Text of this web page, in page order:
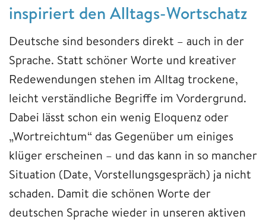
inspiriert den Alltags-Wortschatz
Deutsche sind besonders direkt – auch in der
Sprache. Statt schöner Worte und kreativer
Redewendungen stehen im Alltag trockene,
leicht verständliche Begriffe im Vordergrund.
Dabei lässt schon ein wenig Eloquenz oder
„Wortreichtum“ das Gegenüber um einiges
klüger erscheinen – und das kann in so mancher
Situation (Date, Vorstellungsgespräch) ja nicht
schaden. Damit die schönen Worte der
deutschen Sprache wieder in unseren aktiven